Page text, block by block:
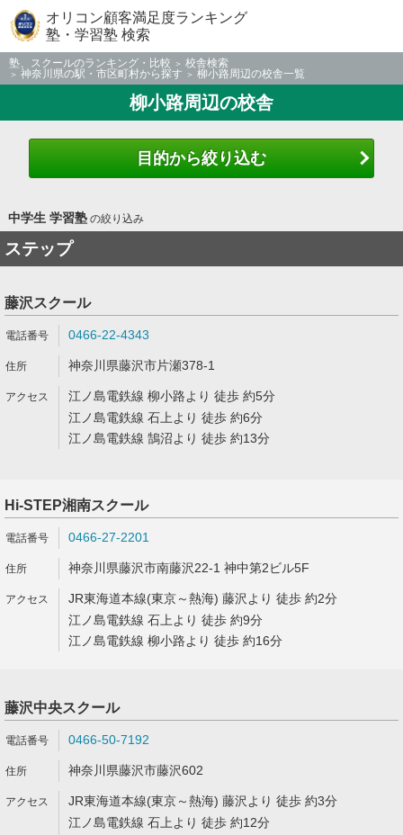
オリコン顧客満足度ランキング
塾・学習塾 検索
塾、スクールのランキング・比較
校舎検索
神奈川県の駅・市区町村から探す
柳小路周辺の校舎一覧
柳小路周辺の校舎
目的から絞り込む
中学生 学習塾の絞り込み
ステップ
藤沢スクール
0466-22-4343
神奈川県藤沢市片瀬378-1
江ノ島電鉄線 柳小路より 徒歩 約5分
江ノ島電鉄線 石上より 徒歩 約6分
江ノ島電鉄線 鵠沼より 徒歩 約13分
Hi-STEP湘南スクール
0466-27-2201
神奈川県藤沢市南藤沢22-1 神中第2ビル5F
JR東海道本線(東京～熱海) 藤沢より 徒歩 約2分
江ノ島電鉄線 石上より 徒歩 約9分
江ノ島電鉄線 柳小路より 徒歩 約16分
藤沢中央スクール
0466-50-7192
神奈川県藤沢市藤沢602
JR東海道本線(東京～熱海) 藤沢より 徒歩 約3分
江ノ島電鉄線 石上より 徒歩 約12分